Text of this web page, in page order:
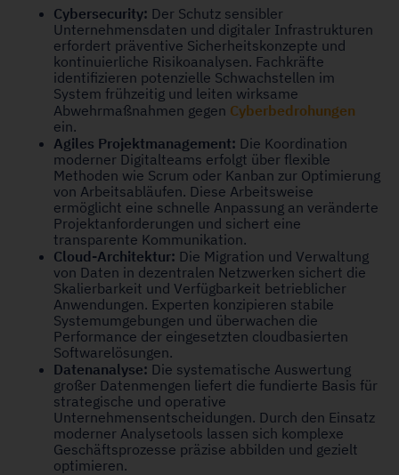
Cybersecurity: Der Schutz sensibler
Unternehmensdaten und digitaler Infrastrukturen
erfordert präventive Sicherheitskonzepte und
kontinuierliche Risikoanalysen. Fachkräfte
identifizieren potenzielle Schwachstellen im
System frühzeitig und leiten wirksame
Abwehrmaßnahmen gegen Cyberbedrohungen
ein.
Agiles Projektmanagement: Die Koordination
moderner Digitalteams erfolgt über flexible
Methoden wie Scrum oder Kanban zur Optimierung
von Arbeitsabläufen. Diese Arbeitsweise
ermöglicht eine schnelle Anpassung an veränderte
Projektanforderungen und sichert eine
transparente Kommunikation.
Cloud-Architektur: Die Migration und Verwaltung
von Daten in dezentralen Netzwerken sichert die
Skalierbarkeit und Verfügbarkeit betrieblicher
Anwendungen. Experten konzipieren stabile
Systemumgebungen und überwachen die
Performance der eingesetzten cloudbasierten
Softwarelösungen.
Datenanalyse: Die systematische Auswertung
großer Datenmengen liefert die fundierte Basis für
strategische und operative
Unternehmensentscheidungen. Durch den Einsatz
moderner Analysetools lassen sich komplexe
Geschäftsprozesse präzise abbilden und gezielt
optimieren.